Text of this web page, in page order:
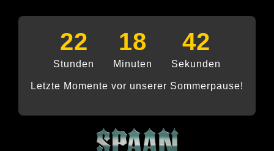
22
Stunden
18
Minuten
41
Sekunden
Letzte Momente vor unserer Sommerpause!